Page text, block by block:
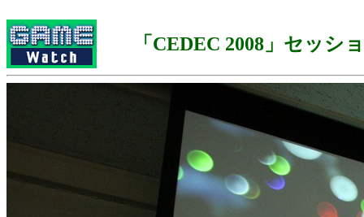
「CEDEC 2008」セッシ